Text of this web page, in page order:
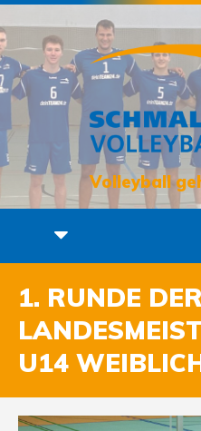
Volleyball
1. RUNDE DER
U14